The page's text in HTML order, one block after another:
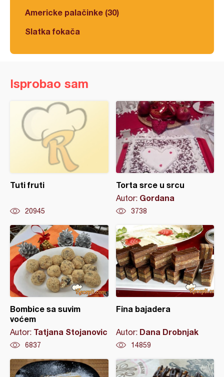
Americke palačinke (30)
Slatka fokača
Isprobao sam
Tuti fruti
20945
Torta srce u srcu
Autor: Gordana
3738
Bombice sa suvim
voćem
Autor: Tatjana Stojanovic
6837
Fina bajadera
Autor: Dana Drobnjak
14859